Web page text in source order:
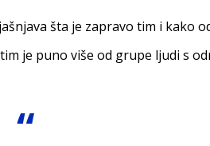
šta je zapravo tim i kako
je puno više od grupe ljudi s